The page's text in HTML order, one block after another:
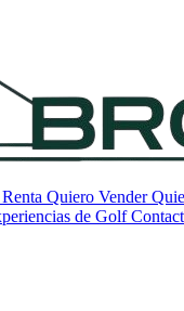
Renta Quiero Vender
de Golf